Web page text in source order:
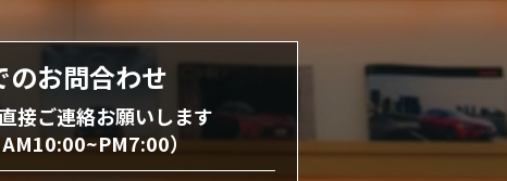
のお問合わせ
接ご連絡お願いします
）